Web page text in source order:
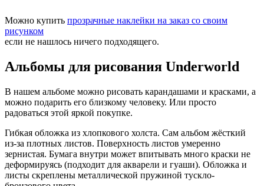
Можно купить прозрачные наклейки на заказ со своим
рисунком
если не нашлось ничего подходящего.
Альбомы для рисования Underworld
В нашем альбоме можно рисовать карандашами и красками, а
можно подарить его близкому человеку. Или просто
радоваться этой яркой покупке.
Гибкая обложка из хлопкового холста. Сам альбом жёсткий
из-за плотных листов. Поверхность листов умеренно
зернистая. Бумага внутри может впитывать много краски не
деформируясь (подходит для акварели и гуаши). Обложка и
листы скреплены металлической пружиной тускло-